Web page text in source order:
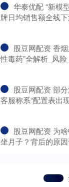
华泰优配 “新模
牌日均销售额全线
股豆网配资 香
性毒药”全解析_风
股豆网配资 部
客服称系“配置表出
股豆网配资 为
坐月子？背后的原